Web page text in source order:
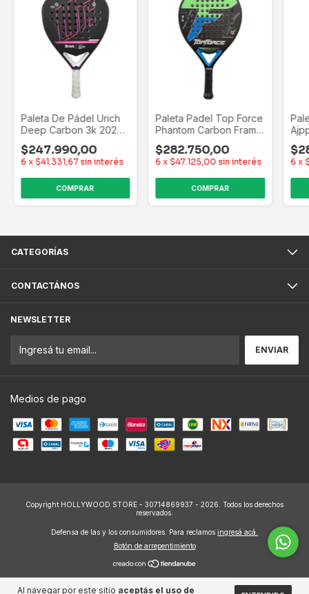
Al navegar por este sitio aceptás el uso de
Paleta De Pádel Urich
Deep Carbon 3k 2024
$247.990,00
6 x $41.331,67 sin interés
Paleta Padel Top Force
Phantom Carbon Frame
Foam
$282.750,00
6 x $47.125,00 sin interés 6 x
CATEGORÍAS
CONTACTÁNOS
NEWSLETTER
Medios de pago
Copyright HOLLYWOOD STORE - 30714869937 - 2026. Todos los derechos
reservados.
Defensa de las y los consumidores. Para reclamos ingresá acá.
Botón de arrepentimiento